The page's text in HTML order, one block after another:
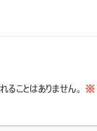
ることはありません。 ※